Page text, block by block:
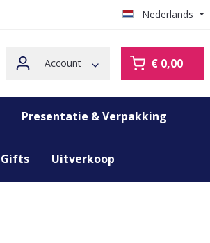
Nederlands
Account € 0,00
Presentatie & Verpakking
Gifts Uitverkoop